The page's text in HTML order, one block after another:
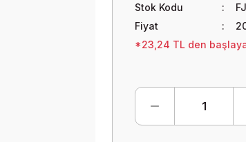
Stok Kodu
Fiyat
*23,24 TL den